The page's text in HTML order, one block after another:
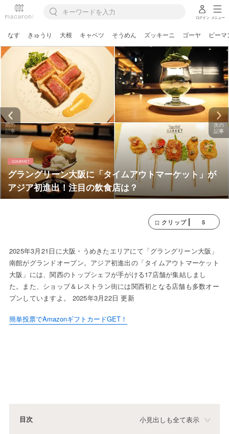
ログイン メニュー
なす きゅうり 大根 キャベツ そうめん ズッキーニ ゴーヤ ピーマ
グラングリーン大阪に「タイムアウトマーケット」が
アジア初進出！注目の飲食店は？
前の
記事
次の
記事
クリップ 5
2025年3月21日に大阪・うめきたエリアにて「グラングリーン大阪」
南館がグランドオープン。アジア初進出の「タイムアウトマーケット
大阪」には、関西のトップシェフが手がける17店舗が集結しまし
た。また、ショップ＆レストラン街には関西初となる店舗も多数オー
プンしていますよ。 2025年3月22日 更新
簡単投票でAmazonギフトカードGET！
目次 小見出しも全て表示